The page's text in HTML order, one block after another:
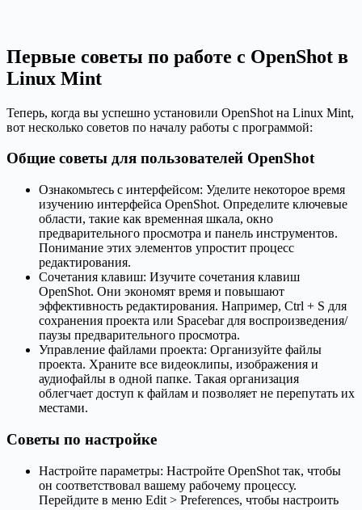
Первые советы по работе с OpenShot в
Linux Mint
Теперь, когда вы успешно установили OpenShot на Linux Mint,
вот несколько советов по началу работы с программой:
Общие советы для пользователей OpenShot
Ознакомьтесь с интерфейсом: Уделите некоторое время
изучению интерфейса OpenShot. Определите ключевые
области, такие как временная шкала, окно
предварительного просмотра и панель инструментов.
Понимание этих элементов упростит процесс
редактирования.
Сочетания клавиш: Изучите сочетания клавиш
OpenShot. Они экономят время и повышают
эффективность редактирования. Например, Ctrl + S для
сохранения проекта или Spacebar для воспроизведения/
паузы предварительного просмотра.
Управление файлами проекта: Организуйте файлы
проекта. Храните все видеоклипы, изображения и
аудиофайлы в одной папке. Такая организация
облегчает доступ к файлам и позволяет не перепутать их
местами.
Советы по настройке
Настройте параметры: Настройте OpenShot так, чтобы
он соответствовал вашему рабочему процессу.
Перейдите в меню Edit > Preferences, чтобы настроить